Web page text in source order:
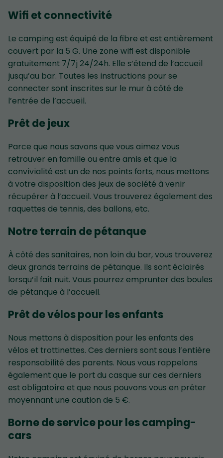
Wifi et connectivité
Le camping est équipé de la fibre et est entièrement
couvert par la 5 G. Une zone wifi est disponible
gratuitement 7/7j 24/24h. Elle s’étend de l’accueil
jusqu’au bar. Toutes les instructions pour se
connecter sont inscrites sur le mur à côté de
l’entrée de l’accueil.
Prêt de jeux
Parce que nous savons que vous aimez vous
retrouver en famille ou entre amis et que la
convivialité est un de nos points forts, nous mettons
à votre disposition des jeux de société à venir
récupérer à l’accueil. Vous trouverez également des
raquettes de tennis, des ballons, etc.
Notre terrain de pétanque
À côté des sanitaires, non loin du bar, vous trouverez
deux grands terrains de pétanque. Ils sont éclairés
lorsqu’il fait nuit. Vous pourrez emprunter des boules
de pétanque à l’accueil.
Prêt de vélos pour les enfants
Nous mettons à disposition pour les enfants des
vélos et trottinettes. Ces derniers sont sous l’entière
responsabilité des parents. Nous vous rappelons
également que le port du casque sur ces derniers
est obligatoire et que nous pouvons vous en prêter
moyennant une caution de 5 €.
Borne de service pour les camping-
cars